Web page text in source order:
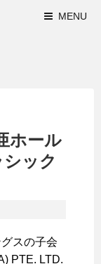
MENU
ホール
ック
スの子会
PTE. LTD.